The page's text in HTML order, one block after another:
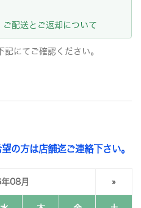
ご配送とご返却について
にてご確認ください。
の方は店舗迄ご連絡下さい。
08月 »